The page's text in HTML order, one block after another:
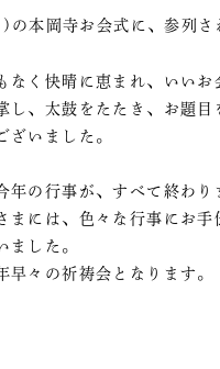
の本岡寺お会式に、参列さ
なく快晴に恵まれ、いいお
し、太鼓をたたき、お題目
ざいました。
年の行事が、すべて終わり
まには、色々な行事にお手
ました。
早々の祈祷会となります。